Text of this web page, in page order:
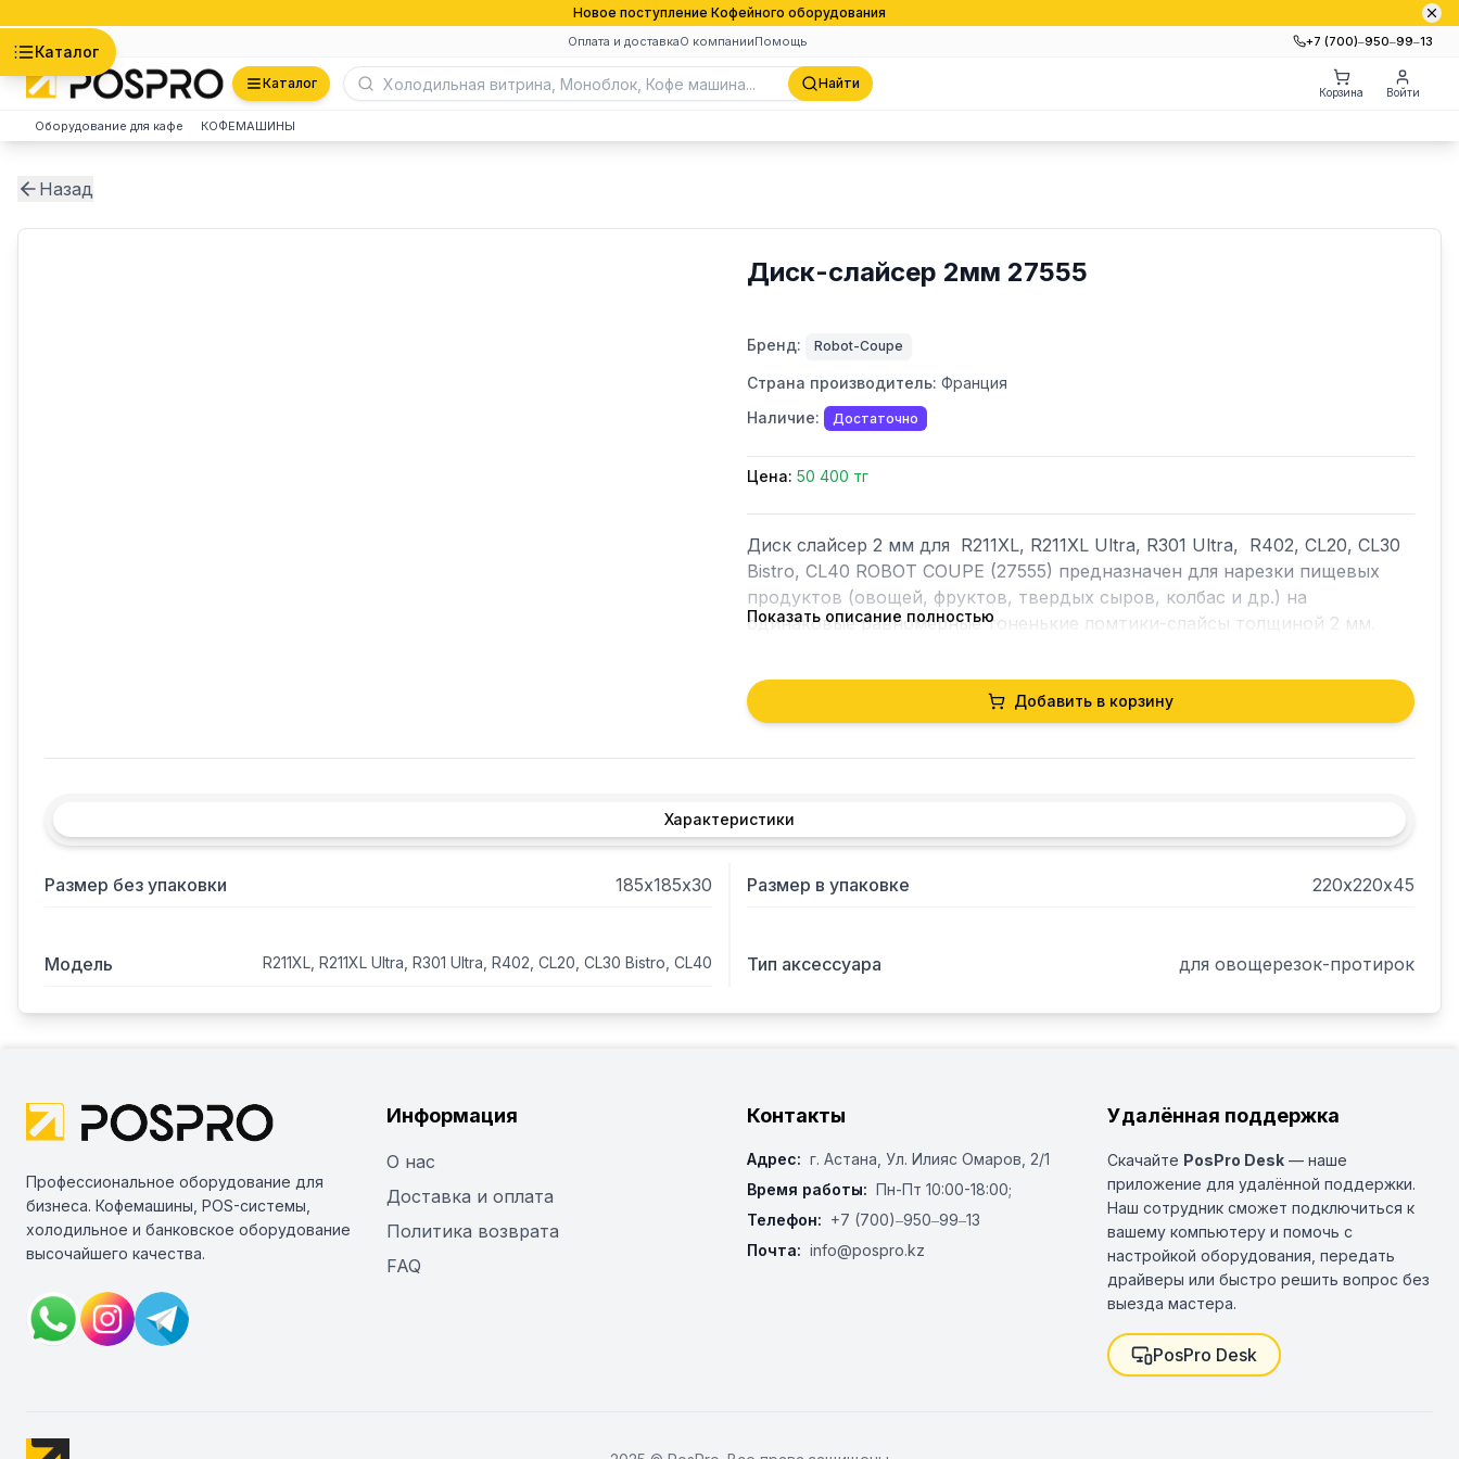
Новое поступление Кофейного оборудования
Оплата и доставкаО компанииПомощь +7 (700)‒950‒99‒13
Каталог
Каталог Найти
Корзина Войти
Оборудование для кафе КОФЕМАШИНЫ
Назад
Диск-слайсер 2мм 27555
Бренд: Robot-Coupe
Страна производитель: Франция
Наличие:
Достаточно
Цена: 50 400 тг
Диск слайсер 2 мм для  R211XL, R211XL Ultra, R301 Ultra,  R402, CL20, CL30
Bistro, CL40 ROBOT COUPE (27555) предназначен для нарезки пищевых
продуктов (овощей, фруктов, твердых сыров, колбас и др.) на
Показать описание полностью
Добавить в корзину
Характеристики
Размер без упаковки 185х185х30 Размер в упаковке 220х220х45
Модель R211XL, R211XL Ultra, R301 Ultra, R402, CL20, CL30 Bistro, CL40 Тип аксессуара для овощерезок-протирок
Профессиональное оборудование для
бизнеса. Кофемашины, POS-системы,
холодильное и банковское оборудование
высочайшего качества.
Информация
О нас
Доставка и оплата
Политика возврата
FAQ
Контакты
Адрес: г. Астана, ​Ул. Илияс Омаров, 2/1
Время работы: Пн-Пт 10:00-18:00;
Телефон: +7 (700)‒950‒99‒13
Почта: info@pospro.kz
Удалённая поддержка
Скачайте PosPro Desk — наше
приложение для удалённой поддержки.
Наш сотрудник сможет подключиться к
вашему компьютеру и помочь с
настройкой оборудования, передать
драйверы или быстро решить вопрос без
выезда мастера.
PosPro Desk